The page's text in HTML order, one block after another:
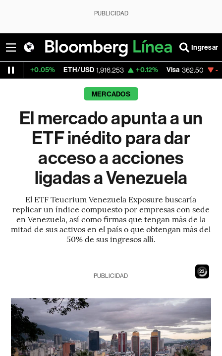
PUBLICIDAD
Ingresar
ETH/USD 1,916.253 +0.12% Visa 362.50 -2.15%
MERCADOS
El mercado apunta a un
ETF inédito para dar
acceso a acciones
ligadas a Venezuela
El ETF Teucrium Venezuela Exposure buscaría
replicar un índice compuesto por empresas con sede
en Venezuela, así como firmas que tengan más de la
mitad de sus activos en el país o que obtengan más del
50% de sus ingresos allí.
21
PUBLICIDAD